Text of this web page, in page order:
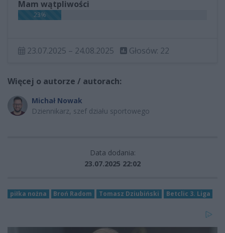
Mam wątpliwości
23%
23.07.2025 – 24.08.2025 Głosów: 22
Więcej o autorze / autorach:
Michał Nowak
Dziennikarz, szef działu sportowego
Data dodania:
23.07.2025 22:02
piłka nożna Broń Radom Tomasz Dziubiński Betclic 3. Liga